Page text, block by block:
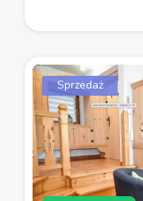
Sprzedaż